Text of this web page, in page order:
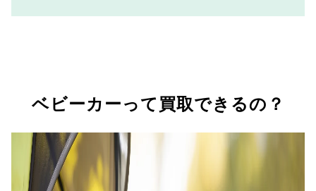
ベビーカーって買取できるの？